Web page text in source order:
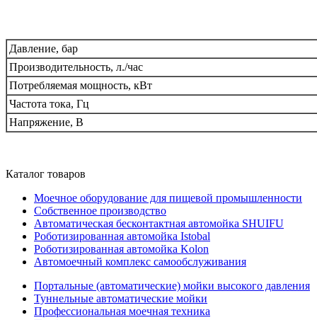
Давление, бар
Производительность, л./час
Потребляемая мощность, кВт
Частота тока, Гц
Напряжение, В
Каталог товаров
Моечное оборудование для пищевой промышленности
Собственное производство
Автоматическая бесконтактная автомойка SHUIFU
Роботизированная автомойка Istobal
Роботизированная автомойка Kolon
Автомоечный комплекс самообслуживания
Портальные (автоматические) мойки высокого давления
Туннельные автоматические мойки
Профессиональная моечная техника